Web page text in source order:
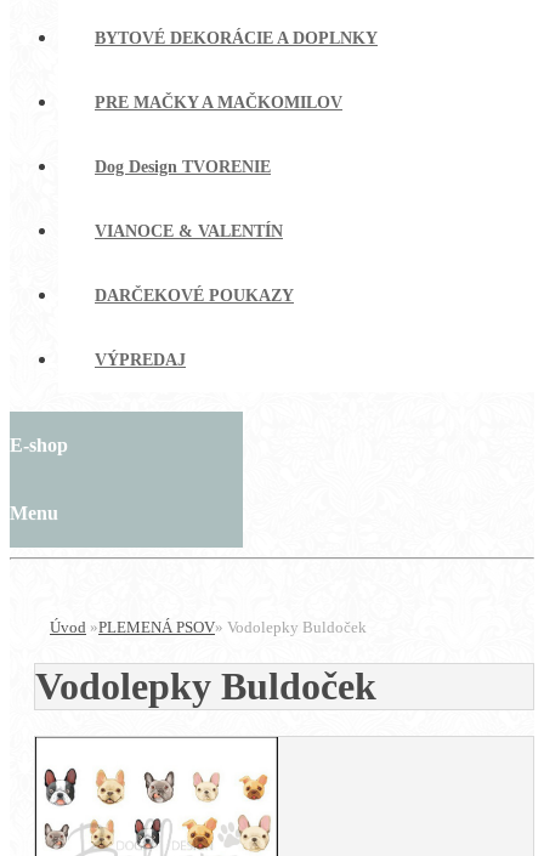
BYTOVÉ DEKORÁCIE A DOPLNKY
PRE MAČKY A MAČKOMILOV
Dog Design TVORENIE
VIANOCE & VALENTÍN
DARČEKOVÉ POUKAZY
VÝPREDAJ
E-shop
Menu
Úvod »PLEMENÁ PSOV» Vodolepky Buldoček
Vodolepky Buldoček